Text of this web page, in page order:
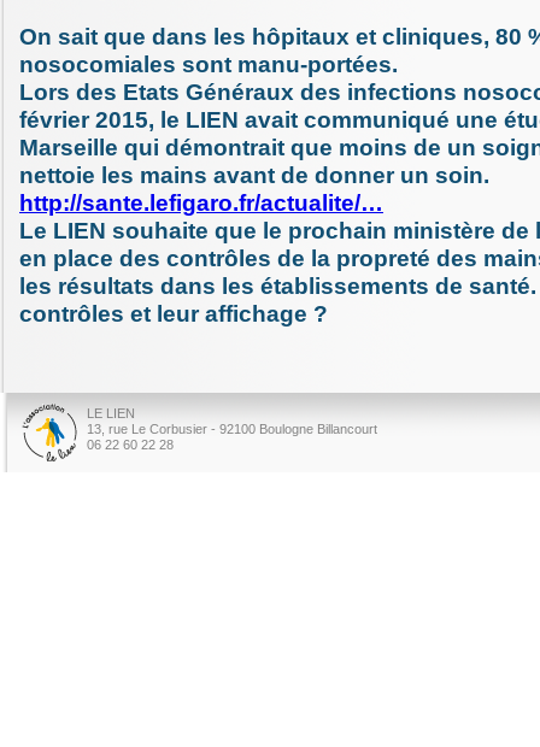
On sait que dans les hôpitaux et cliniques, 80
nosocomiales sont manu-portées.
Lors des Etats Généraux des infections
février 2015, le LIEN avait communiqué une
Marseille qui démontrait que moins de un
nettoie les mains avant de donner un soin.
http://sante.lefigaro.fr/actualite/…
Le LIEN souhaite que le prochain ministère de
en place des contrôles de la propreté des
les résultats dans les établissements de
contrôles et leur affichage ?
LE LIEN
13, rue Le Corbusier - 92100 Boulogne Billancourt
06 22 60 22 28